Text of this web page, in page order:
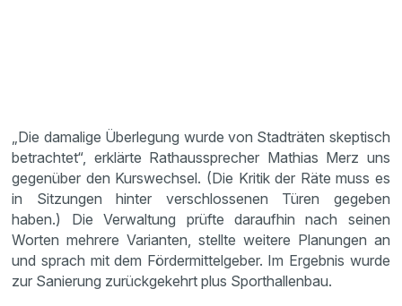
„Die damalige Überlegung wurde von Stadträten skeptisch
betrachtet“, erklärte Rathaussprecher Mathias Merz uns
gegenüber den Kurswechsel. (Die Kritik der Räte muss es
in Sitzungen hinter verschlossenen Türen gegeben
haben.) Die Verwaltung prüfte daraufhin nach seinen
Worten mehrere Varianten, stellte weitere Planungen an
und sprach mit dem Fördermittelgeber. Im Ergebnis wurde
zur Sanierung zurückgekehrt plus Sporthallenbau.